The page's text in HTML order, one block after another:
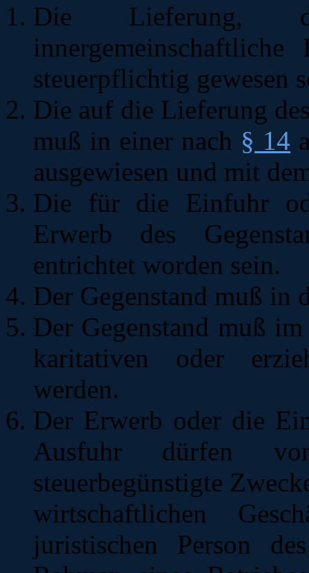
Die Lieferung,
steuerpflichtig gewesen
Die auf die Lieferung
muß in einer nach § 14
ausgewiesen und mit
Die für die Einfuhr
Erwerb des
entrichtet worden sein.
Der Gegenstand muß in
Der Gegenstand muß
karitativen oder
werden.
Der Erwerb oder die
Ausfuhr dürfen
steuerbegünstigte
wirtschaftlichen
juristischen Person